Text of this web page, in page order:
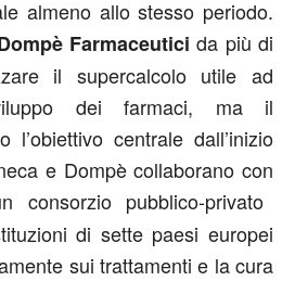
almeno allo stesso periodo.
Farmaceutici da più di
il supercalcolo utile ad
dei farmaci, ma il
l’obiettivo centrale dall’inizio
e Dompè collaborano con
consorzio pubblico-privato
di sette paesi europei
sui trattamenti e la cura